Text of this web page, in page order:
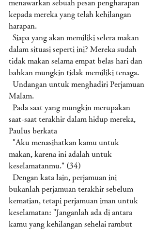
menawarkan sebuah pesan pengharapan
kepada mereka yang telah kehilangan
harapan.
dalam situasi seperti ini? Mereka sudah
tidak makan selama empat belas hari dan
bahkan mungkin tidak memiliki tenaga.
Malam.
saat-saat terakhir dalam hidup mereka,
Paulus berkata
makan, karena ini adalah untuk
keselamatanmu." (34)
bukanlah perjamuan terakhir sebelum
kematian, tetapi perjamuan iman untuk
keselamatan: "Janganlah ada di antara
kamu yang kehilangan sehelai rambut